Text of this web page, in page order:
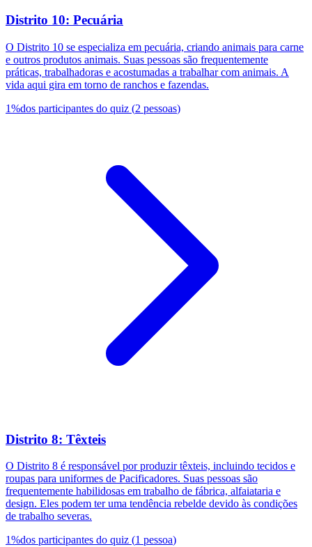
Distrito 10: Pecuária
O Distrito 10 se especializa em pecuária, criando animais para carne
e outros produtos animais. Suas pessoas são frequentemente
práticas, trabalhadoras e acostumadas a trabalhar com animais. A
vida aqui gira em torno de ranchos e fazendas.
1%dos participantes do quiz (2 pessoas)
Distrito 8: Têxteis
O Distrito 8 é responsável por produzir têxteis, incluindo tecidos e
roupas para uniformes de Pacificadores. Suas pessoas são
frequentemente habilidosas em trabalho de fábrica, alfaiataria e
design. Eles podem ter uma tendência rebelde devido às condições
de trabalho severas.
1%dos participantes do quiz (1 pessoa)